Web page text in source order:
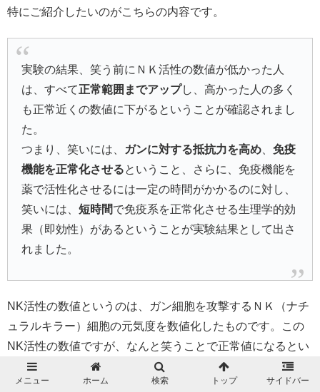
特にご紹介したいのがこちらの内容です。
実験の結果、笑う前にＮＫ活性の数値が低かった人
は、すべて正常範囲までアップし、高かった人の多く
も正常近くの数値に下がるということが確認されまし
た。
つまり、笑いには、
ガンに対する抵抗力を高め 、免疫
機能を正常化させるということ、さらに、免疫機能を
薬で活性化させるには一定の時間がかかるのに対し、
笑いには、短時間で免疫系を正常化させる生理学的効
果（即効性）があるということが実験結果として出さ
れました。
NK活性の数値というのは、ガン細胞を攻撃するＮＫ（ナチ
ュラルキラー）細胞の元気度を数値化したものです。この
NK活性の数値ですが、なんと笑うことで正常値になるとい
う驚くべき実験結果が出たそうです。
メニュー ホーム 検索 トップ サイドバー